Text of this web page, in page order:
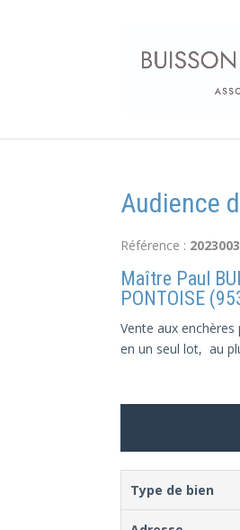
Audience
Référence :
Maître Paul
PONTOISE
Vente aux enchères
en un seul lot, au
Type de bien